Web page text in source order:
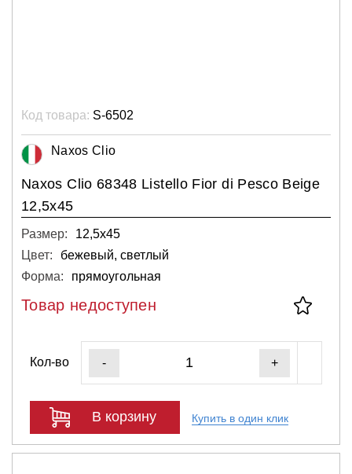
Код товара: S-6502
Naxos Clio
Naxos Clio 68348 Listello Fior di Pesco Beige
12,5x45
Размер:
12,5х45
Цвет:
бежевый, светлый
Форма:
прямоугольная
Товар недоступен
Кол-во - +
В корзину Купить в один клик